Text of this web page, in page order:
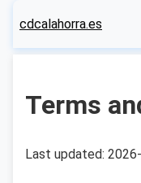
cdcalahorra.es
Terms
Last updated: